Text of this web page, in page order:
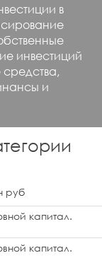
в
инвестиций
и
руб
капитал.
капитал.